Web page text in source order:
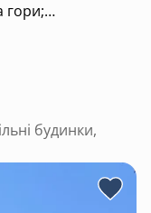
гори;
теж буде в
будинки,